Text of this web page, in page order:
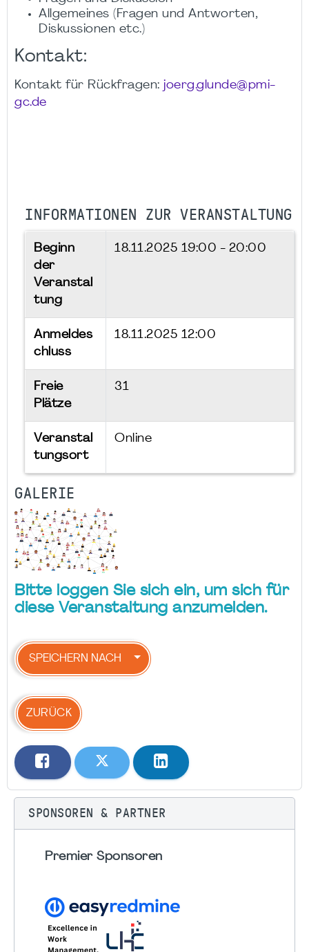
Allgemeines (Fragen und Antworten,
Diskussionen etc.)
Kontakt:
Kontakt für Rückfragen: joerg.glunde@pmi-
gc.de
INFORMATIONEN ZUR VERANSTALTUNG
Beginn
der
Veranstal
tung
18.11.2025 19:00 - 20:00
Anmeldes
chluss
18.11.2025 12:00
Freie
Plätze
31
Veranstal
tungsort
Online
GALERIE
Bitte loggen Sie sich ein, um sich für
diese Veranstaltung anzumelden.
SPEICHERN NACH
ZURÜCK
SPONSOREN & PARTNER
Premier Sponsoren